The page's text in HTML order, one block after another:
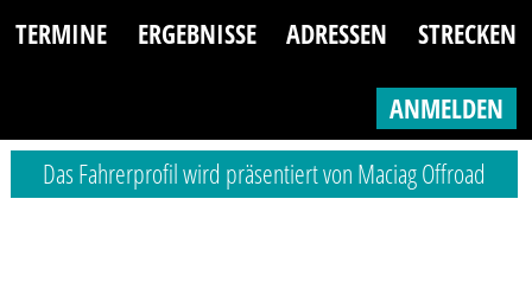
TERMINE ERGEBNISSE ADRESSEN STRECKEN
ANMELDEN
Das Fahrerprofil wird präsentiert von Maciag Offroad